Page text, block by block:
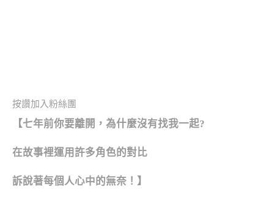
按讚加入粉絲團
【七年前你要離開，為什麼沒有找我一起?
在故事裡運用許多角色的對比
訴說著每個人心中的無奈！】